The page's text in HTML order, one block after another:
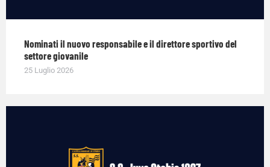
Nominati il nuovo responsabile e il direttore sportivo del
settore giovanile
25 Luglio 2026